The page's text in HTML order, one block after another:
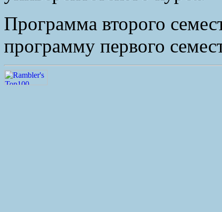
Программа второго
программу первого